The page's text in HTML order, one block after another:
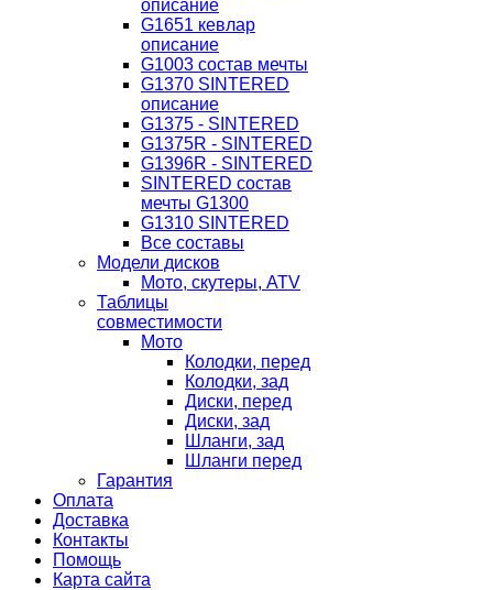
описание
G1651 кевлар
описание
G1003 состав мечты
G1370 SINTERED
описание
G1375 - SINTERED
G1375R - SINTERED
G1396R - SINTERED
SINTERED состав
мечты G1300
G1310 SINTERED
Все составы
Модели дисков
Мото, скутеры, ATV
Таблицы
совместимости
Мото
Колодки, перед
Колодки, зад
Диски, перед
Диски, зад
Шланги, зад
Шланги перед
Гарантия
Оплата
Доставка
Контакты
Помощь
Карта сайта